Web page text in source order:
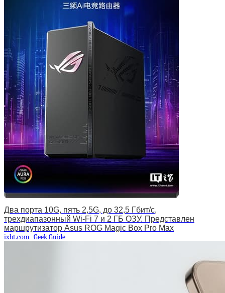
Два порта 10G, пять 2,5G, до 32,5 Гбит/с,
трехдиапазонный Wi-Fi 7 и 2 ГБ ОЗУ. Представлен
маршрутизатор Asus ROG Magic Box Pro Max
ixbt.com Geek Guide